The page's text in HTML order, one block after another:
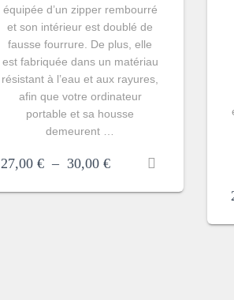
équipée d’un zipper rembourré
et son intérieur est doublé de
fausse fourrure. De plus, elle
est fabriquée dans un matériau
résistant à l’eau et aux rayures,
afin que votre ordinateur
portable et sa housse
demeurent …
27,00 € – 30,00 €